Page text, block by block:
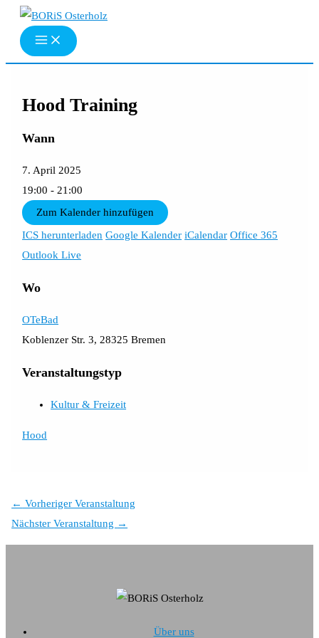
Zum
Inhalt
springen
Hood Training
Wann
7. April 2025
19:00 - 21:00
Zum Kalender hinzufügen
ICS herunterladen Google Kalender iCalendar Office 365
Outlook Live
Wo
OTeBad
Koblenzer Str. 3, 28325 Bremen
Veranstaltungstyp
Kultur & Freizeit
Hood
← Vorheriger Veranstaltung
Nächster Veranstaltung →
Über uns